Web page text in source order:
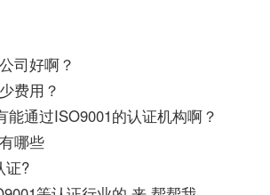
司好啊？
费用？
能通过ISO9001的认证机构啊？
哪些
证?